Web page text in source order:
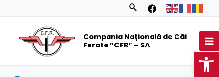
Search
Compania Națională de Căi
Ferate ”CFR” – SA